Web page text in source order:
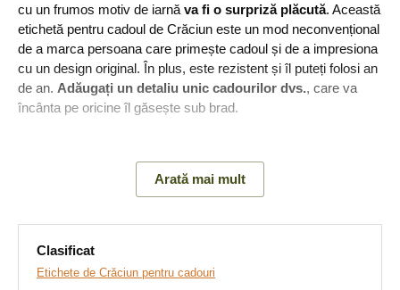
cu un frumos motiv de iarnă va fi o surpriză plăcută. Această
etichetă pentru cadoul de Crăciun este un mod neconvențional
de a marca persoana care primește cadoul și de a impresiona
cu un design original. În plus, este rezistent și îl puteți folosi an
de an. Adăugați un detaliu unic cadourilor dvs., care va
încânta pe oricine îl găsește sub brad.
Principalele avantaje ale produsului:
Frumos motiv de Crăciun
Marcaj creativ pentru cadou
Arată mai mult
Clasificat
Etichete de Crăciun pentru cadouri